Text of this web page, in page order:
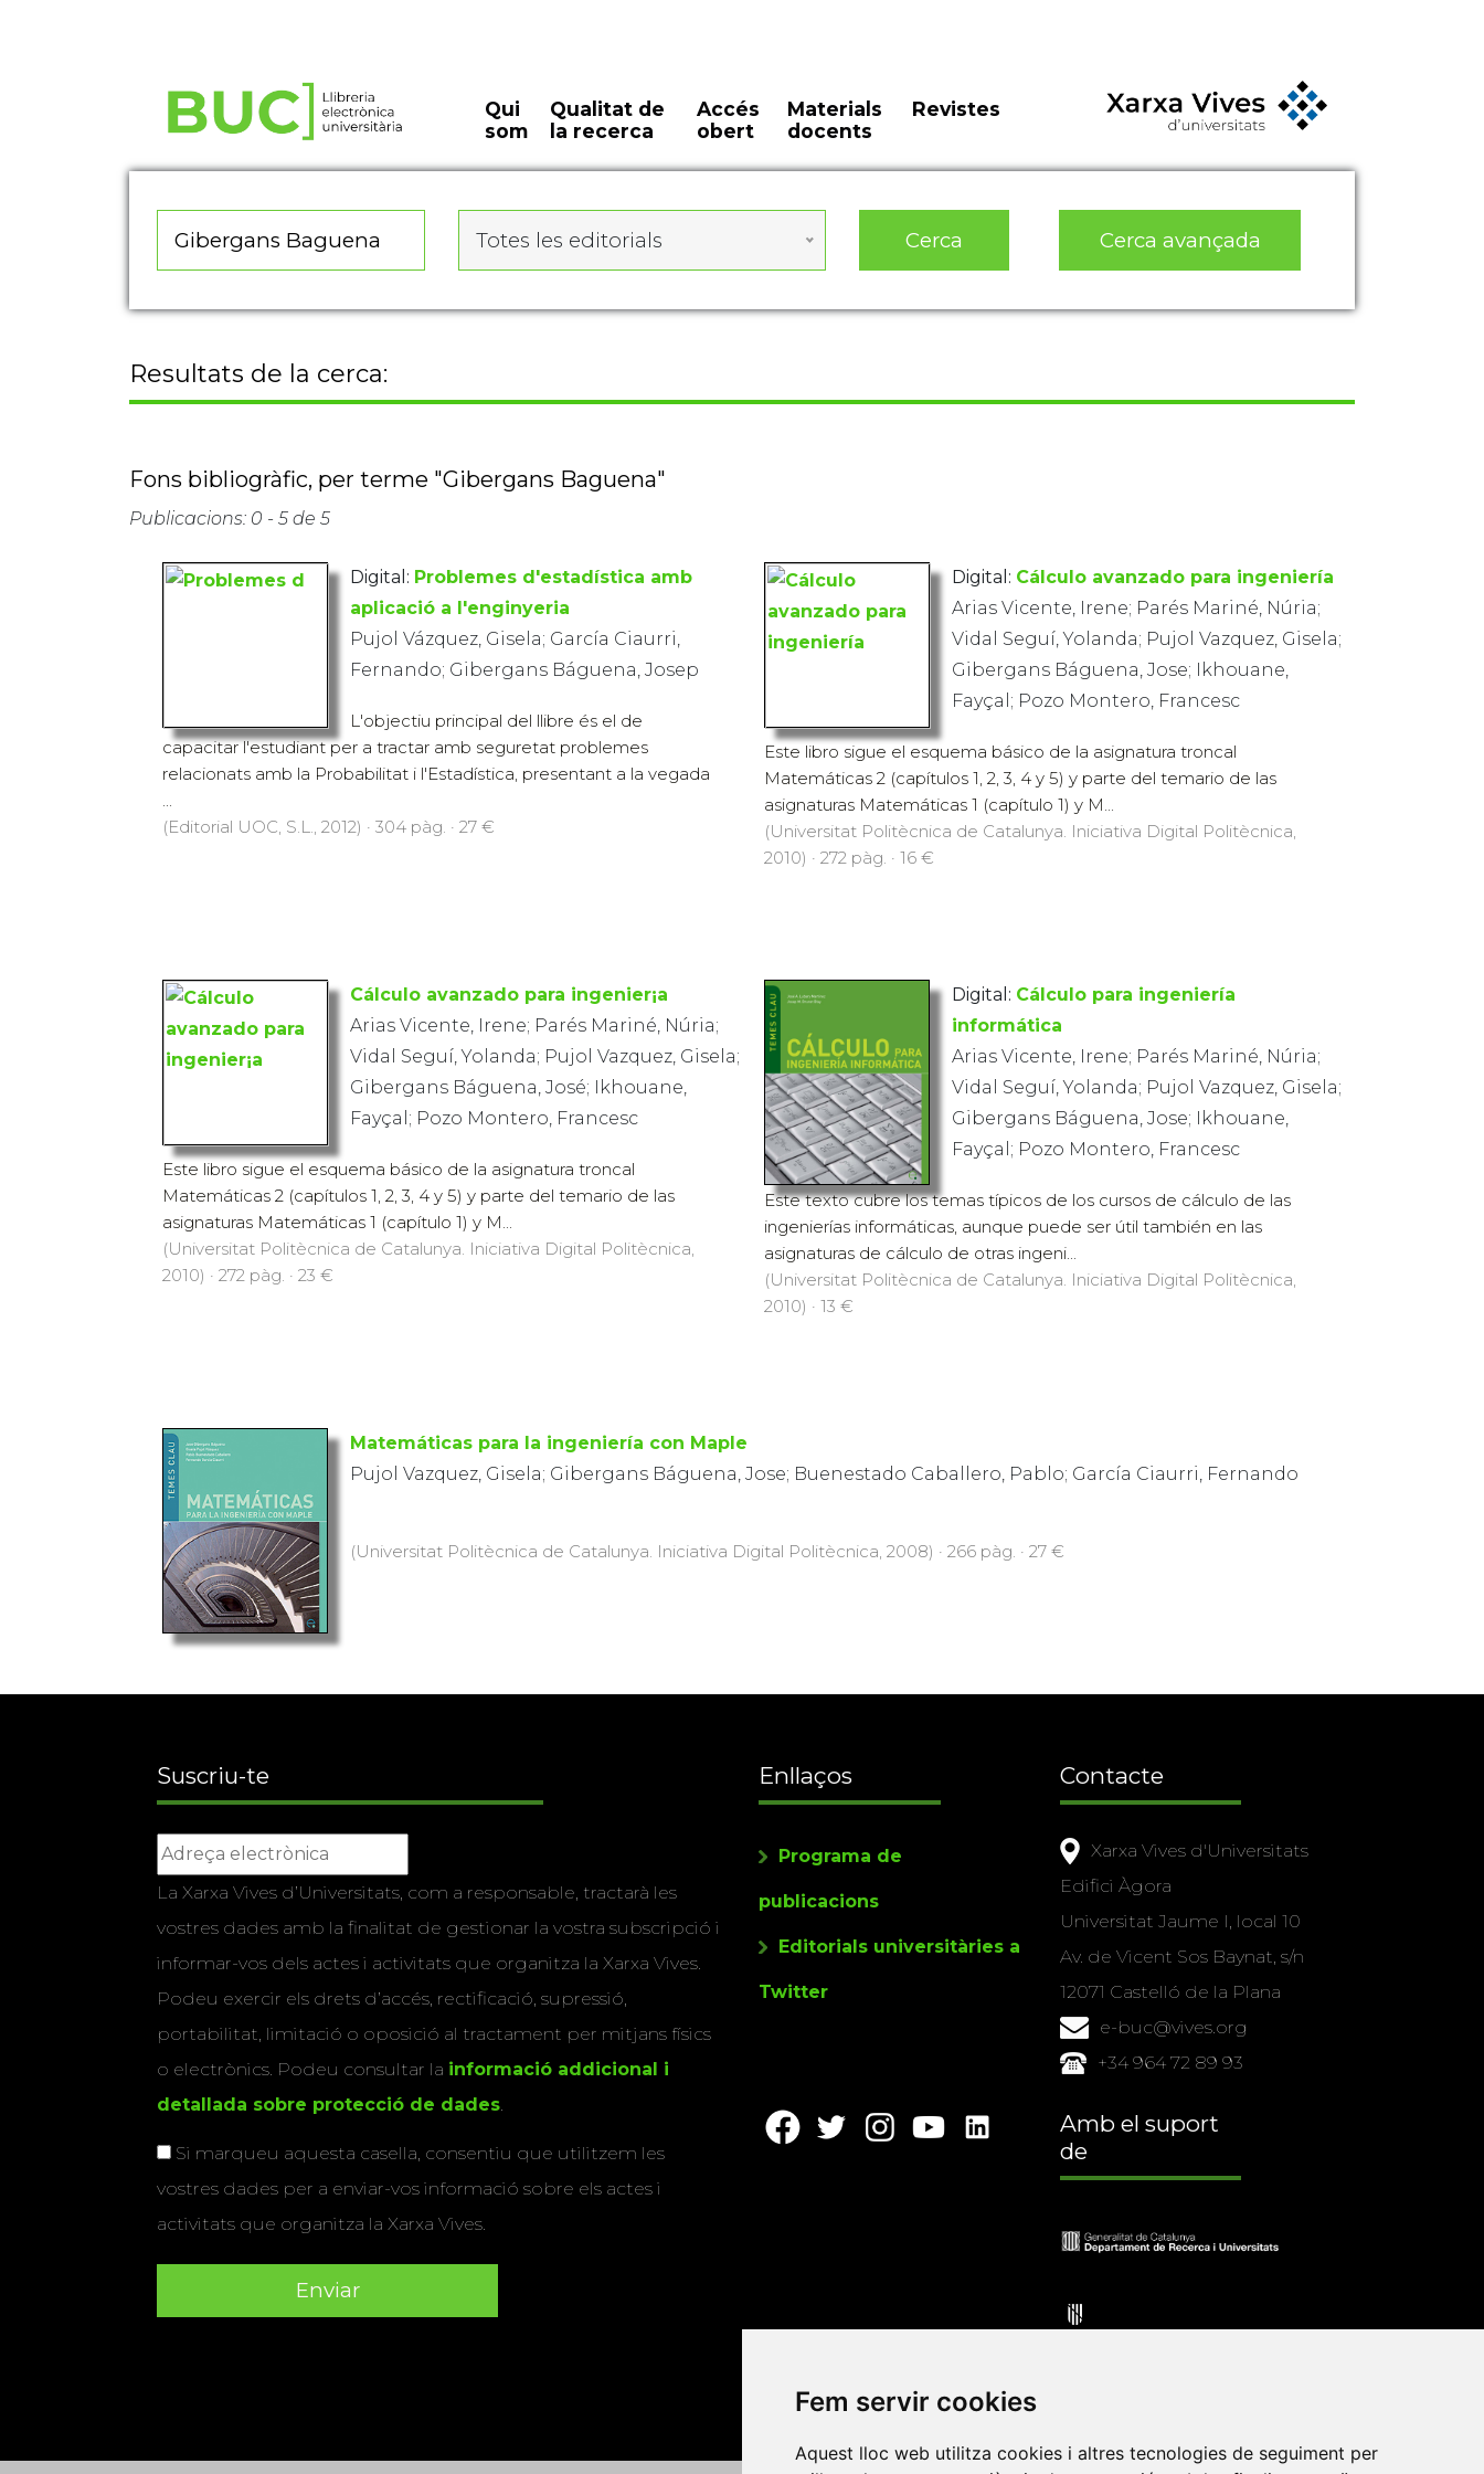
Fem servir cookies
Aquest lloc web utilitza cookies i altres tecnologies de seguiment per
Qui
som
Qualitat de
la recerca
Accés
obert
Materials
docents
Revistes
Totes les editorials Cerca Cerca avançada
Resultats de la cerca:
Fons bibliogràfic, per terme "Gibergans Baguena"
Publicacions: 0 - 5 de 5
Digital: Problemes d'estadística amb
aplicació a l'enginyeria
Pujol Vázquez, Gisela; García Ciaurri,
Fernando; Gibergans Báguena, Josep
L'objectiu principal del llibre és el de
capacitar l'estudiant per a tractar amb seguretat problemes
relacionats amb la Probabilitat i l'Estadística, presentant a la vegada
...
(Editorial UOC, S.L., 2012) · 304 pàg. · 27 €
Digital: Cálculo avanzado para ingeniería
Arias Vicente, Irene; Parés Mariné, Núria;
Vidal Seguí, Yolanda; Pujol Vazquez, Gisela;
Gibergans Báguena, Jose; Ikhouane,
Fayçal; Pozo Montero, Francesc
Este libro sigue el esquema básico de la asignatura troncal
Matemáticas 2 (capítulos 1, 2, 3, 4 y 5) y parte del temario de las
asignaturas Matemáticas 1 (capítulo 1) y M...
(Universitat Politècnica de Catalunya. Iniciativa Digital Politècnica,
2010) · 272 pàg. · 16 €
Cálculo avanzado para ingenier¡a
Arias Vicente, Irene; Parés Mariné, Núria;
Vidal Seguí, Yolanda; Pujol Vazquez, Gisela;
Gibergans Báguena, José; Ikhouane,
Fayçal; Pozo Montero, Francesc
Este libro sigue el esquema básico de la asignatura troncal
Matemáticas 2 (capítulos 1, 2, 3, 4 y 5) y parte del temario de las
asignaturas Matemáticas 1 (capítulo 1) y M...
(Universitat Politècnica de Catalunya. Iniciativa Digital Politècnica,
2010) · 272 pàg. · 23 €
Digital: Cálculo para ingeniería
informática
Arias Vicente, Irene; Parés Mariné, Núria;
Vidal Seguí, Yolanda; Pujol Vazquez, Gisela;
Gibergans Báguena, Jose; Ikhouane,
Fayçal; Pozo Montero, Francesc
Este texto cubre los temas típicos de los cursos de cálculo de las
ingenierías informáticas, aunque puede ser útil también en las
asignaturas de cálculo de otras ingeni...
(Universitat Politècnica de Catalunya. Iniciativa Digital Politècnica,
2010) · 13 €
Matemáticas para la ingeniería con Maple
Pujol Vazquez, Gisela; Gibergans Báguena, Jose; Buenestado Caballero, Pablo; García Ciaurri, Fernando
(Universitat Politècnica de Catalunya. Iniciativa Digital Politècnica, 2008) · 266 pàg. · 27 €
Suscriu-te
La Xarxa Vives d’Universitats, com a responsable, tractarà les
vostres dades amb la finalitat de gestionar la vostra subscripció i
informar-vos dels actes i activitats que organitza la Xarxa Vives.
Podeu exercir els drets d’accés, rectificació, supressió,
portabilitat, limitació o oposició al tractament per mitjans físics
o electrònics. Podeu consultar la informació addicional i
detallada sobre protecció de dades
Si marqueu aquesta casella, consentiu que utilitzem les
vostres dades per a enviar-vos informació sobre els actes i
activitats que organitza la Xarxa Vives.
Enllaços
Programa de
publicacions
Editorials universitàries a
Twitter
Contacte
Xarxa Vives d'Universitats
Edifici Àgora
Universitat Jaume I, local 10
Av. de Vicent Sos Baynat, s/n
12071 Castelló de la Plana
e-buc@vives.org
+34 964 72 89 93
Amb el suport
de